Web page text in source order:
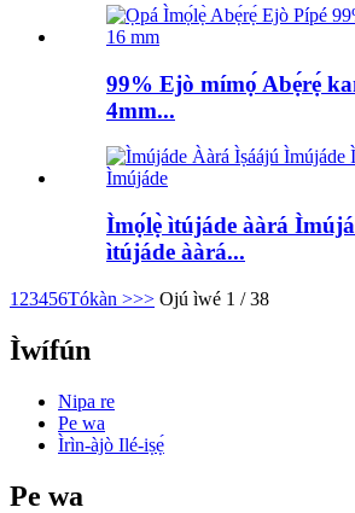
99% Ejò mímọ́ Abẹ́rẹ́
4mm...
Ìmọ́lẹ̀ ìtújáde ààrá
ìtújáde ààrá...
1 23456Tókàn >>> Ojú ìwé 1 / 38
Ìwífún
Nipa re
Pe wa
Ìrìn-àjò Ilé-iṣẹ́
Pe wa